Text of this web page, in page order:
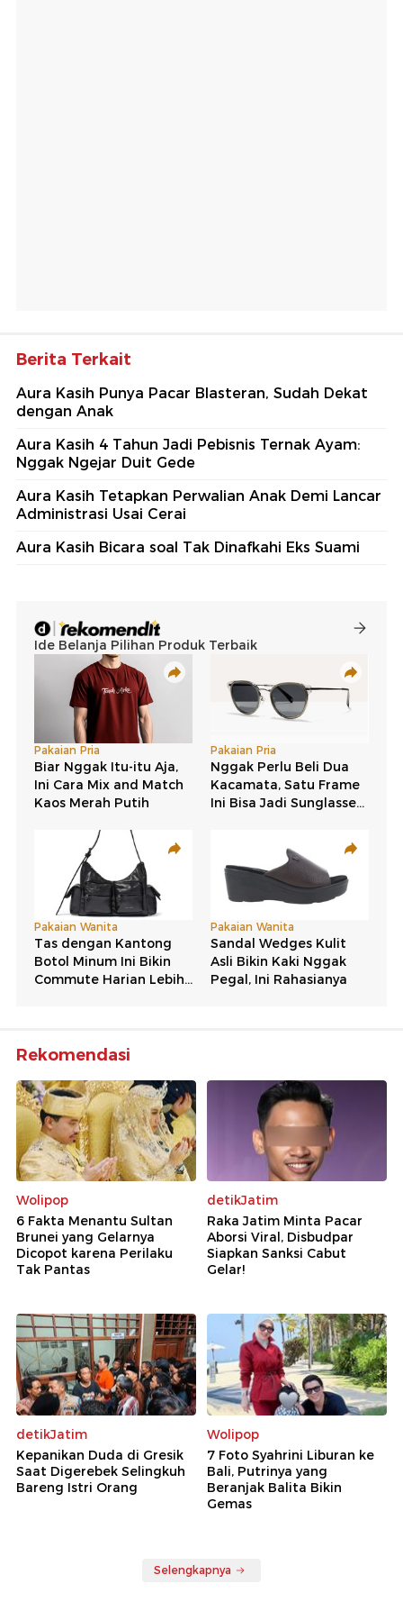
Berita Terkait
Aura Kasih Punya Pacar Blasteran, Sudah Dekat
dengan Anak
Aura Kasih 4 Tahun Jadi Pebisnis Ternak Ayam:
Nggak Ngejar Duit Gede
Aura Kasih Tetapkan Perwalian Anak Demi Lancar
Administrasi Usai Cerai
Aura Kasih Bicara soal Tak Dinafkahi Eks Suami
Rekomendasi
Wolipop
6 Fakta Menantu Sultan
Brunei yang Gelarnya
Dicopot karena Perilaku
Tak Pantas
detikJatim
Raka Jatim Minta Pacar
Aborsi Viral, Disbudpar
Siapkan Sanksi Cabut
Gelar!
detikJatim
Kepanikan Duda di Gresik
Saat Digerebek Selingkuh
Bareng Istri Orang
Wolipop
7 Foto Syahrini Liburan ke
Bali, Putrinya yang
Beranjak Balita Bikin
Gemas
Selengkapnya